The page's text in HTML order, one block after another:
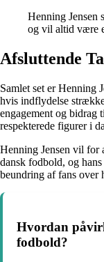
Henning Jensen
og vil altid være
Afsluttende
Samlet set er Henning
hvis indflydelse
engagement og bidrag
respekterede figurer i
Henning Jensen vil for
dansk fodbold, og
beundring af fans over
Hvordan
fodbold?